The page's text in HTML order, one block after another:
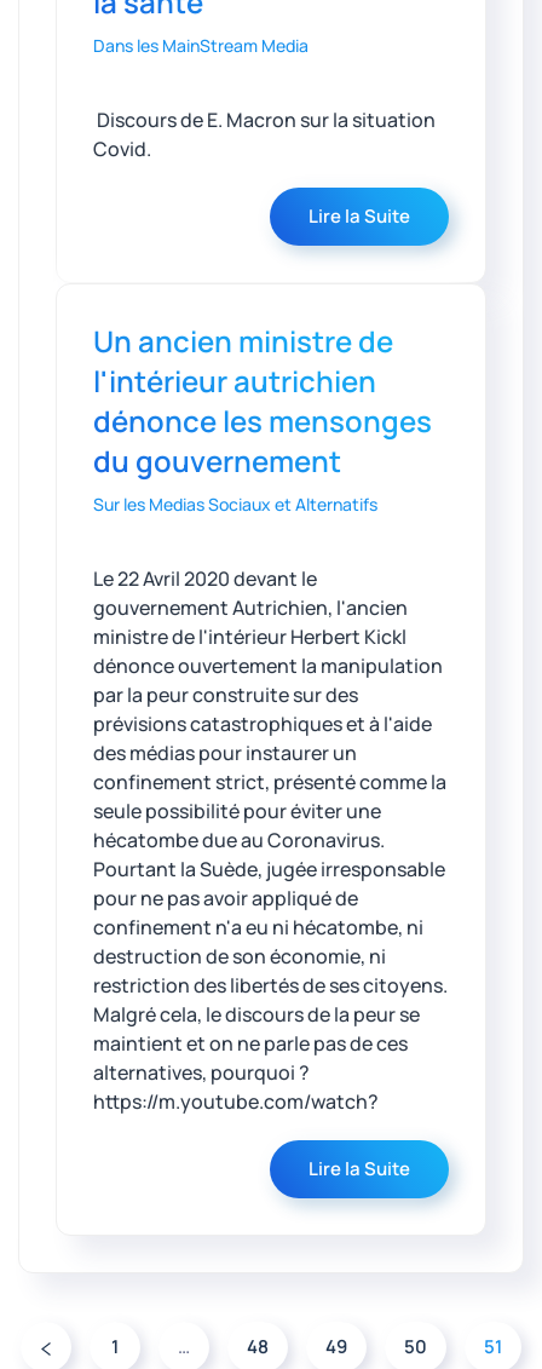
Dans les MainStream Media
Discours de E. Macron sur la situation
Covid.
Lire la Suite
Un ancien ministre de
l'intérieur autrichien
dénonce les mensonges
du gouvernement
Sur les Medias Sociaux et Alternatifs
Le 22 Avril 2020 devant le
gouvernement Autrichien, l'ancien
ministre de l'intérieur Herbert Kickl
dénonce ouvertement la manipulation
par la peur construite sur des
prévisions catastrophiques et à l'aide
des médias pour instaurer un
confinement strict, présenté comme la
seule possibilité pour éviter une
hécatombe due au Coronavirus.
Pourtant la Suède, jugée irresponsable
pour ne pas avoir appliqué de
confinement n'a eu ni hécatombe, ni
destruction de son économie, ni
restriction des libertés de ses citoyens.
Malgré cela, le discours de la peur se
maintient et on ne parle pas de ces
alternatives, pourquoi ?
https://m.youtube.com/watch?
Lire la Suite
1 … 48 49 50 51